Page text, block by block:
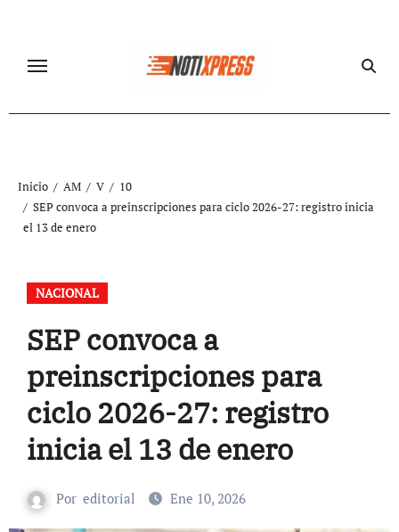
contenido
Inicio AM V
10
SEP convoca a preinscripciones para ciclo 2026-27: registro inicia
el 13 de enero
NACIONAL
SEP convoca a
preinscripciones para
ciclo 2026-27: registro
inicia el 13 de enero
Por editorial Ene 10, 2026